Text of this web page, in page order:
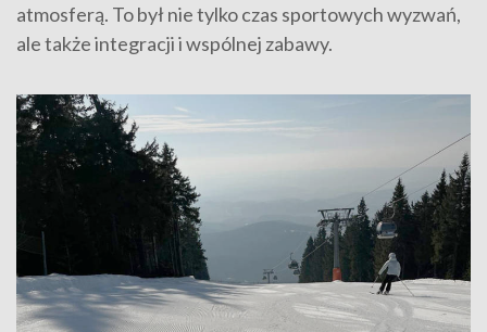
atmosferą. To był nie tylko czas sportowych wyzwań,
ale także integracji i wspólnej zabawy.